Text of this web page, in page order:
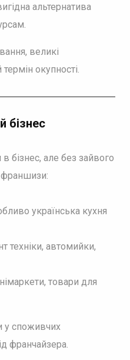
альтернатива
великі
окупності.
бізнес
бізнес, але без зайвого
франшизи:
українська кухня
техніки, автомийки,
товари для
у споживчих
франчайзера.